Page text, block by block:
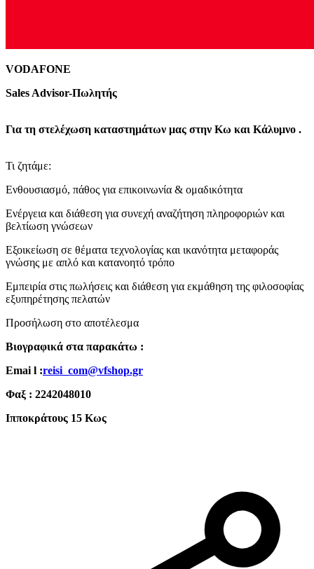
VODAFONE
Sales Advisor-Πωλητής
Για τη στελέχωση καταστημάτων μας στην Κω και Κάλυμνο .
Τι ζητάμε:
Ενθουσιασμό, πάθος για επικοινωνία & ομαδικότητα
Ενέργεια και διάθεση για συνεχή αναζήτηση πληροφοριών και
βελτίωση γνώσεων
Εξοικείωση σε θέματα τεχνολογίας και ικανότητα μεταφοράς
γνώσης με απλό και κατανοητό τρόπο
Εμπειρία στις πωλήσεις και διάθεση για εκμάθηση της φιλοσοφίας
εξυπηρέτησης πελατών
Προσήλωση στο αποτέλεσμα
Βιογραφικά στα παρακάτω :
Εmai l :reisi_com@vfshop.gr
Φαξ : 2242048010
Ιπποκράτους 15 Κως